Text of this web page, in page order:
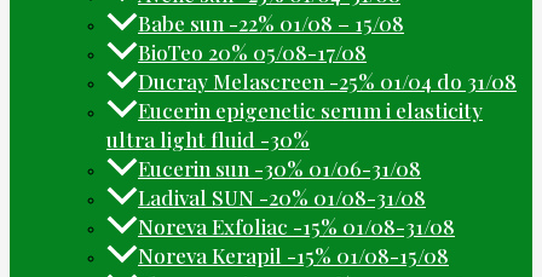
Babe sun -22% 01/08 – 15/08
BioTeo 20% 05/08-17/08
Ducray Melascreen -25% 01/04 do 31/08
Eucerin epigenetic serum i elasticity
ultra light fluid -30%
Eucerin sun -30% 01/06-31/08
Ladival SUN -20% 01/08-31/08
Noreva Exfoliac -15% 01/08-31/08
Noreva Kerapil -15% 01/08-15/08